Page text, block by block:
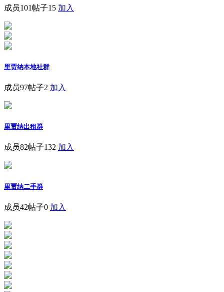
成员101帖子15 加入
里贾纳本地社群
成员97帖子2 加入
里贾纳出租群
成员82帖子132 加入
里贾纳二手群
成员42帖子0 加入